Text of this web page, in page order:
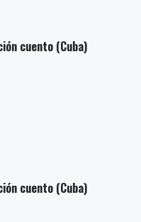
cuento (Cuba)
cuento (Cuba)